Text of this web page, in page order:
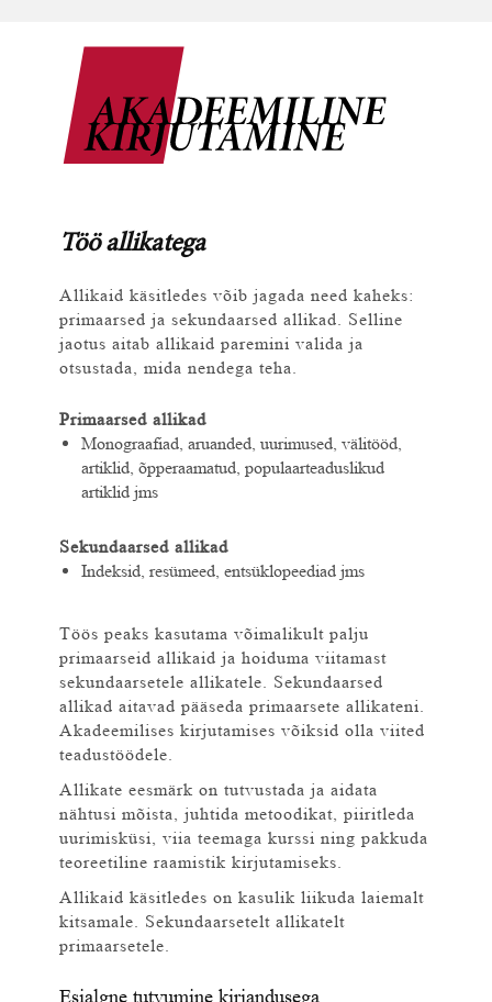
Töö allikatega
Allikaid käsitledes võib jagada need kaheks:
primaarsed ja sekundaarsed allikad. Selline
jaotus aitab allikaid paremini valida ja
otsustada, mida nendega teha.
Primaarsed allikad
Monograafiad, aruanded, uurimused, välitööd,
artiklid, õpperaamatud, populaarteaduslikud
artiklid jms
Sekundaarsed allikad
Indeksid, resümeed, entsüklopeediad jms
Töös peaks kasutama võimalikult palju
primaarseid allikaid ja hoiduma viitamast
sekundaarsetele allikatele. Sekundaarsed
allikad aitavad pääseda primaarsete allikateni.
Akadeemilises kirjutamises võiksid olla viited
teadustöödele.
Allikate eesmärk on tutvustada ja aidata
nähtusi mõista, juhtida metoodikat, piiritleda
uurimisküsi, viia teemaga kurssi ning pakkuda
teoreetiline raamistik kirjutamiseks.
Allikaid käsitledes on kasulik liikuda laiemalt
kitsamale. Sekundaarsetelt allikatelt
primaarsetele.
Esialgne tutvumine kirjandusega